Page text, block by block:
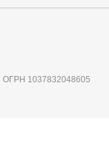
ОГРН 1037832048605